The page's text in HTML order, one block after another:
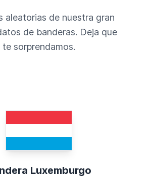
aleatorias de nuestra gran
de banderas. Deja que
te sorprendamos.
Luxemburgo